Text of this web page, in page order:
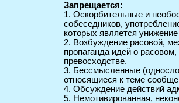
Запрещается:
1. Оскорбительные и
собеседников,
которых является
2. Возбуждение расовой,
пропаганда идей о
превосходстве.
3. Бессмысленные
относящиеся к теме
4. Обсуждение действий
5. Немотивированная,